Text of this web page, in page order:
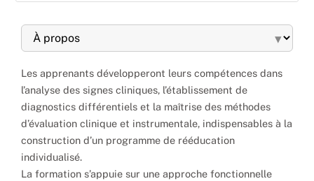
▾
Les apprenants développeront leurs compétences dans
l’analyse des signes cliniques, l’établissement de
diagnostics différentiels et la maîtrise des méthodes
d’évaluation clinique et instrumentale, indispensables à la
construction d’un programme de rééducation
individualisé.
La formation s’appuie sur une approche fonctionnelle